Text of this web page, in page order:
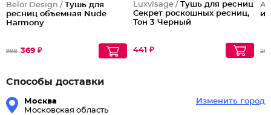
Belor Design / Тушь для
ресниц объемная Nude
Harmony
998 369 ₽
Luxvisage / Тушь для ресниц
Секрет роскошных ресниц,
Тон 3 Черный
441 ₽
и
268
Способы доставки
Москва
Московская область
Изменить город